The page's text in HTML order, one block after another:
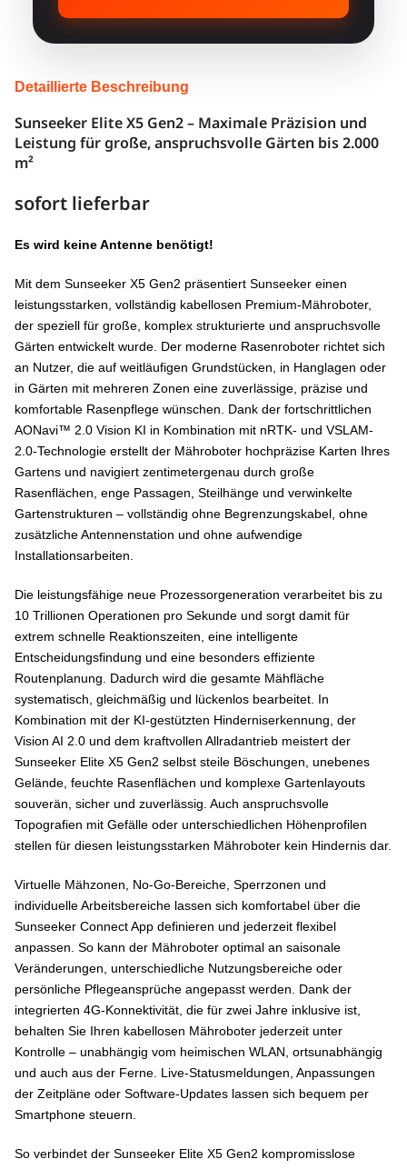
FLÄCHE
HINDERNISERKENNUNG Binokular + iToF
NACHTSICHT
KANTENSCHNITT Ja
STEIGUNG
GEWICHT
GERÄUSCH 60 dB
4G INKL. 2 Jahre
PREIS 2.099 €
GESAMT-SCORE 22
Detaillierte Beschreibung
Sunseeker Elite X5 Gen2 – Maximale Präzision und
Leistung für große, anspruchsvolle Gärten bis 2.000
m²
sofort lieferbar
Es wird keine Antenne benötigt!
Mit dem Sunseeker X5 Gen2 präsentiert Sunseeker einen
leistungsstarken, vollständig kabellosen Premium-Mähroboter,
der speziell für große, komplex strukturierte und anspruchsvolle
Gärten entwickelt wurde. Der moderne Rasenroboter richtet sich
an Nutzer, die auf weitläufigen Grundstücken, in Hanglagen oder
in Gärten mit mehreren Zonen eine zuverlässige, präzise und
komfortable Rasenpflege wünschen. Dank der fortschrittlichen
AONavi™ 2.0 Vision KI in Kombination mit nRTK- und VSLAM-
2.0-Technologie erstellt der Mähroboter hochpräzise Karten Ihres
Gartens und navigiert zentimetergenau durch große
Rasenflächen, enge Passagen, Steilhänge und verwinkelte
Gartenstrukturen – vollständig ohne Begrenzungskabel, ohne
zusätzliche Antennenstation und ohne aufwendige
Installationsarbeiten.
Die leistungsfähige neue Prozessorgeneration verarbeitet bis zu
10 Trillionen Operationen pro Sekunde und sorgt damit für
extrem schnelle Reaktionszeiten, eine intelligente
Entscheidungsfindung und eine besonders effiziente
Routenplanung. Dadurch wird die gesamte Mähfläche
systematisch, gleichmäßig und lückenlos bearbeitet. In
Kombination mit der KI-gestützten Hinderniserkennung, der
Vision AI 2.0 und dem kraftvollen Allradantrieb meistert der
Sunseeker Elite X5 Gen2 selbst steile Böschungen, unebenes
Gelände, feuchte Rasenflächen und komplexe Gartenlayouts
souverän, sicher und zuverlässig. Auch anspruchsvolle
Topografien mit Gefälle oder unterschiedlichen Höhenprofilen
stellen für diesen leistungsstarken Mähroboter kein Hindernis dar.
Virtuelle Mähzonen, No-Go-Bereiche, Sperrzonen und
individuelle Arbeitsbereiche lassen sich komfortabel über die
Sunseeker Connect App definieren und jederzeit flexibel
anpassen. So kann der Mähroboter optimal an saisonale
Veränderungen, unterschiedliche Nutzungsbereiche oder
persönliche Pflegeansprüche angepasst werden. Dank der
integrierten 4G-Konnektivität, die für zwei Jahre inklusive ist,
behalten Sie Ihren kabellosen Mähroboter jederzeit unter
Kontrolle – unabhängig vom heimischen WLAN, ortsunabhängig
und auch aus der Ferne. Live-Statusmeldungen, Anpassungen
der Zeitpläne oder Software-Updates lassen sich bequem per
Smartphone steuern.
So verbindet der Sunseeker Elite X5 Gen2 kompromisslose